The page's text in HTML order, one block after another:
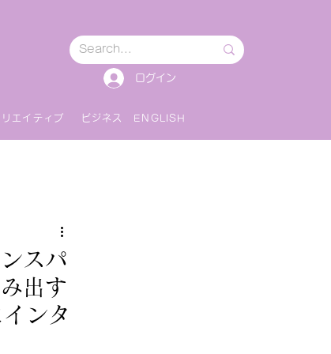
ログイン
リエイティブ ビジネス ENGLISH
スパ
出す
ンタ